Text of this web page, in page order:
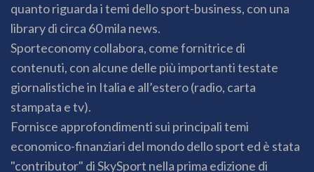
quanto riguarda i temi dello sport-business, con una
library di circa 60 mila news.
Sporteconomy collabora, come fornitrice di
contenuti, con alcune delle più importanti testate
giornalistiche in Italia e all’estero (radio, carta
stampata e tv).
Fornisce approfondimenti sui principali temi
economico-finanziari del mondo dello sport ed è stata
"contributor" di SkySport nella prima edizione di